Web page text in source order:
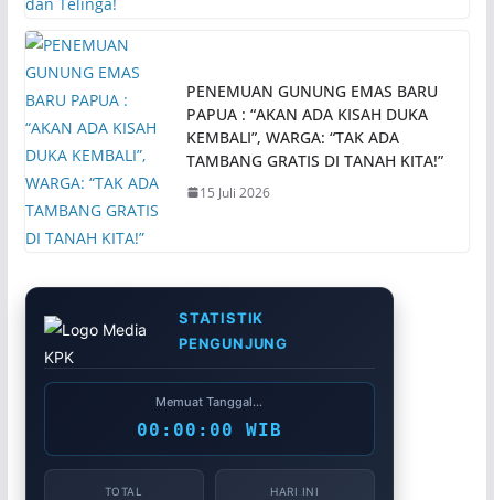
PENEMUAN GUNUNG EMAS BARU
PAPUA : “AKAN ADA KISAH DUKA
KEMBALI”, WARGA: “TAK ADA
TAMBANG GRATIS DI TANAH KITA!”
15 Juli 2026
STATISTIK
PENGUNJUNG
Memuat Tanggal...
00:00:00 WIB
TOTAL HARI INI